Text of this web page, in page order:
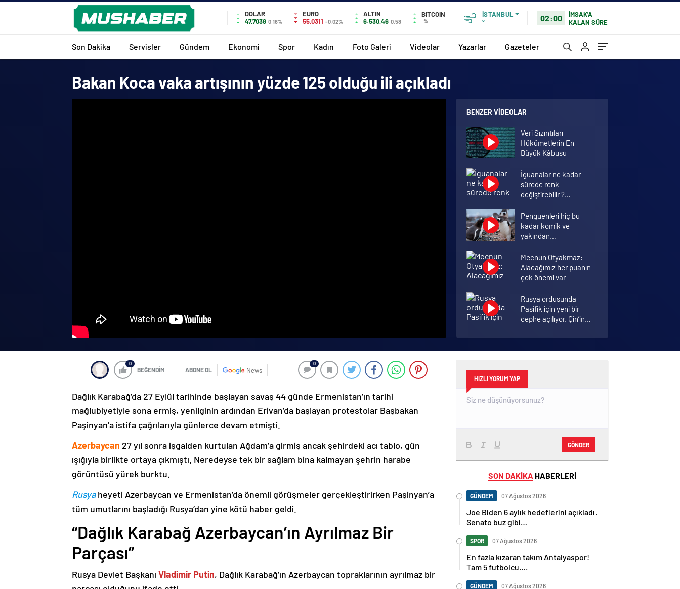
DOLAR
47,7038 0.16%
EURO
55,0311 -0.02%
ALTIN
6.530,46 0,58
BITCOIN
%
İSTANBUL
°
02:00
İMSAK'A
KALAN SÜRE
Son Dakika Servisler Gündem Ekonomi Spor Kadın Foto Galeri Videolar Yazarlar Gazeteler
Bakan Koca vaka artışının yüzde 125 olduğu ili açıkladı
BENZER VIDEOLAR
Veri Sızıntıları
Hükümetlerin En
Büyük Kâbusu
İguanalar ne kadar
sürede renk
değiştirebilir ?
Penguenleri hiç bu
kadar komik ve
yakından
Mecnun Otyakmaz:
Alacağımız her puanın
çok önemi var
Rusya ordusunda
Pasifik için yeni bir
cephe açılıyor. Çin’in
Şenol Güneş: Arda
Turan Milli Takım
0
BEĞENDİM ABONE OL News
0
Dağlık Karabağ’da 27 Eylül tarihinde başlayan savaş 44 günde Ermenistan’ın tarihi
mağlubiyetiyle sona ermiş, yenilginin ardından Erivan’da başlayan protestolar Başbakan
Paşinyan’a istifa çağrılarıyla günlerce devam etmişti.
Azerbaycan 27 yıl sonra işgalden kurtulan Ağdam’a girmiş ancak şehirdeki acı tablo, gün
ışığıyla birlikte ortaya çıkmıştı. Neredeyse tek bir sağlam bina kalmayan şehrin harabe
görüntüsü yürek burktu.
Rusyaheyeti Azerbaycan ve Ermenistan’da önemli görüşmeler gerçekleştirirken Paşinyan’a
tüm umutlarını başladığı Rusya’dan yine kötü haber geldi.
“Dağlık Karabağ Azerbaycan’ın Ayrılmaz Bir
Parçası”
Rusya Devlet Başkanı Vladimir Putin, Dağlık Karabağ’ın Azerbaycan topraklarının ayrılmaz bir
HIZLI YORUM YAP
GÖNDER
SON DAKİKA HABERLERİ
GÜNDEM 07 Ağustos 2026
Joe Biden 6 aylık hedeflerini açıkladı.
Senato buz gibi…
SPOR 07 Ağustos 2026
En fazla kızaran takım Antalyaspor!
Tam 5 futbolcu….
GÜNDEM 07 Ağustos 2026